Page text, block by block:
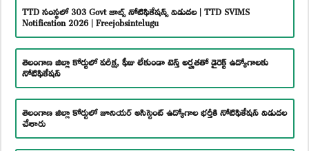
TTD సంస్థలో 303 Govt జాబ్స్ నోటిఫికేషన్స్ విడుదల | TTD SVIMS
Notification 2026 | Freejobsintelugu
తెలంగాణ జిల్లా కోర్టులో పరీక్ష, ఫీజు లేకుండా టెన్త్ అర్హతతో డైరెక్ట్ ఉద్యోగాలకు
నోటిఫికేషన్
తెలంగాణ జిల్లా కోర్టులో జూనియర్ అసిస్టెంట్ ఉద్యోగాల భర్తీకి నోటిఫికేషన్ విడుదల
చేశారు